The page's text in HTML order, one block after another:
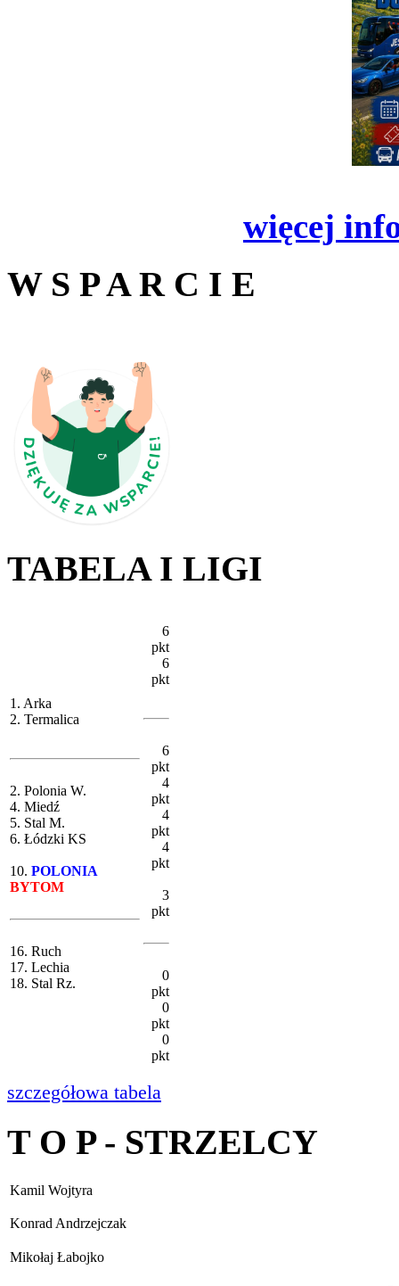
więcej
W S P A R C I E
TABELA I LIGI
1. Arka
2. Termalica
2. Polonia W.
4. Miedź
5. Stal M.
6. Łódzki KS
10. POLONIA
BYTOM
16. Ruch
17. Lechia
18. Stal Rz.
6
pkt
6
pkt
6
pkt
4
pkt
4
pkt
4
pkt
3
pkt
0
pkt
0
pkt
0
pkt
szczegółowa tabela
T O P - STRZELCY
Kamil Wojtyra
Konrad Andrzejczak
Mikołaj Łabojko